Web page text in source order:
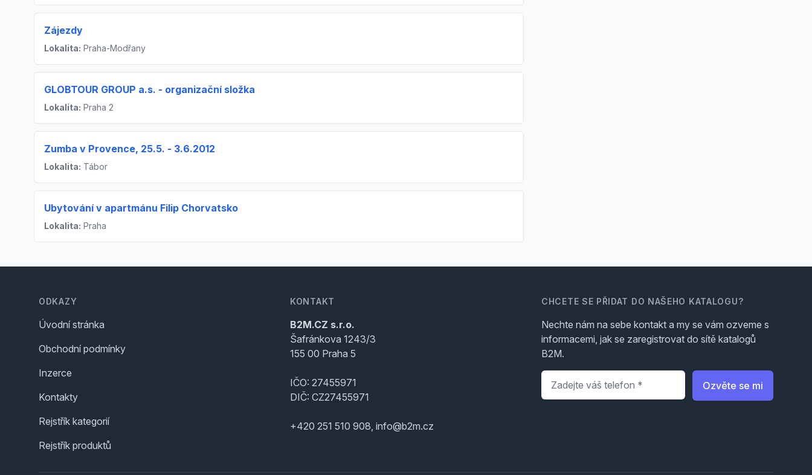
Zájezdy
Lokalita: Praha-Modřany
GLOBTOUR GROUP a.s. - organizační složka
Lokalita: Praha 2
Zumba v Provence, 25.5. - 3.6.2012
Lokalita: Tábor
Ubytování v apartmánu Filip Chorvatsko
Lokalita: Praha
ODKAZY
Úvodní stránka
Obchodní podmínky
Inzerce
Kontakty
Rejstřík kategorií
Rejstřík produktů
KONTAKT
B2M.CZ s.r.o.
Šafránkova 1243/3
155 00 Praha 5
IČO: 27455971
DIČ: CZ27455971
+420 251 510 908, info@b2m.cz
CHCETE SE PŘIDAT DO NAŠEHO KATALOGU?
Nechte nám na sebe kontakt a my se vám ozveme s
informacemi, jak se zaregistrovat do sítě katalogů
B2M.
Telefon
Ozvěte se mi